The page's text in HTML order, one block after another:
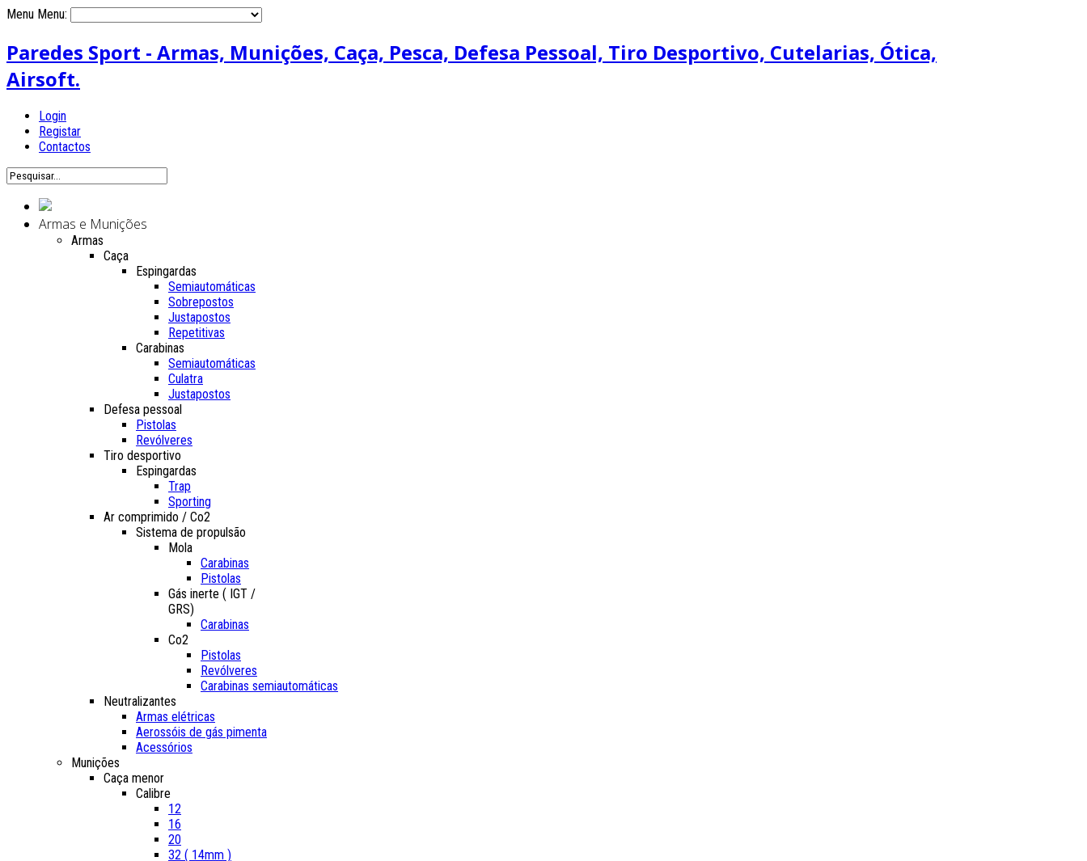
Menu Menu:
Paredes Sport - Armas, Munições, Caça, Pesca, Defesa Pessoal, Tiro Desportivo, Cutelarias, Ótica,
Airsoft.
Login
Registar
Contactos
Armas e Munições
Armas
Caça
Espingardas
Semiautomáticas
Sobrepostos
Justapostos
Repetitivas
Carabinas
Semiautomáticas
Culatra
Justapostos
Defesa pessoal
Pistolas
Revólveres
Tiro desportivo
Espingardas
Trap
Sporting
Ar comprimido / Co2
Sistema de propulsão
Mola
Carabinas
Pistolas
Gás inerte ( IGT /
GRS)
Carabinas
Co2
Pistolas
Revólveres
Carabinas semiautomáticas
Neutralizantes
Armas elétricas
Aerossóis de gás pimenta
Acessórios
Munições
Caça menor
Calibre
12
16
20
32 ( 14mm )